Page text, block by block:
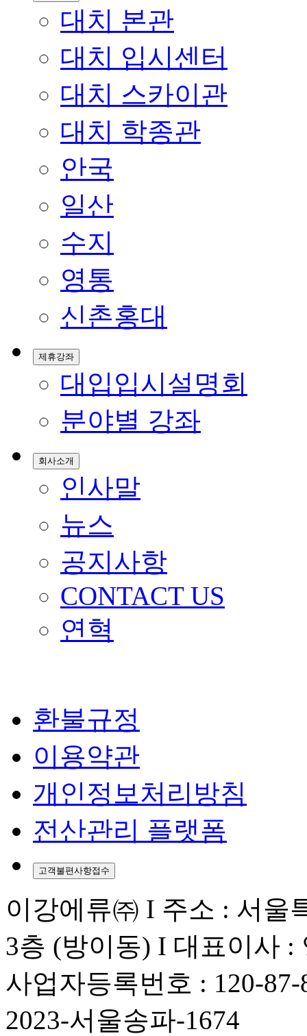
대치 본관
대치 입시센터
대치 스카이관
대치 학종관
안국
일산
수지
영통
신촌홍대
제휴강좌
대입입시설명회
분야별 강좌
회사소개
인사말
뉴스
공지사항
CONTACT US
연혁
환불규정
이용약관
개인정보처리방침
전산관리 플랫폼
고객불편사항접수
이강에류㈜ I 주소 : 서울
3층 (방이동) I 대표이사 :
사업자등록번호 : 120-
2023-서울송파-1674